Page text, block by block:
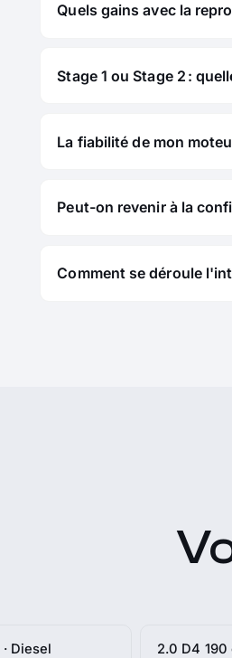
Quels gains avec la
Stage 1 ou Stage 2 :
La fiabilité de mon
Peut-on revenir à la
Comment se déroule
Diesel 2.0 D4 190